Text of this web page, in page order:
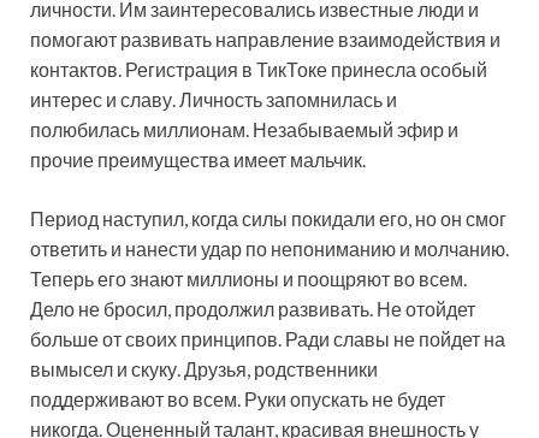
личности. Им заинтересовались известные люди и
помогают развивать направление взаимодействия и
контактов. Регистрация в ТикТоке принесла особый
интерес и славу. Личность запомнилась и
полюбилась миллионам. Незабываемый эфир и
прочие преимущества имеет мальчик.
Период наступил, когда силы покидали его, но он смог
ответить и нанести удар по непониманию и молчанию.
Теперь его знают миллионы и поощряют во всем.
Дело не бросил, продолжил развивать. Не отойдет
больше от своих принципов. Ради славы не пойдет на
вымысел и скуку. Друзья, родственники
поддерживают во всем. Руки опускать не будет
никогда. Оцененный талант, красивая внешность у